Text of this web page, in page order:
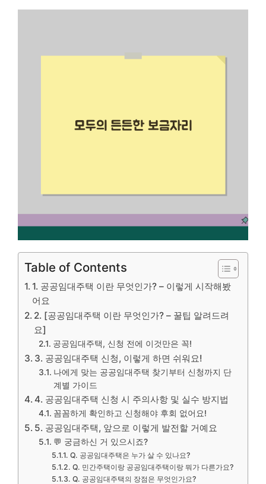
Table of Contents
1. 공공임대주택 이란 무엇인가? – 이렇게 시작해봤
어요
2. [공공임대주택 이란 무엇인가? – 꿀팁 알려드려
요]
공공임대주택, 신청 전에 이것만은 꼭!
3. 공공임대주택 신청, 이렇게 하면 쉬워요!
나에게 맞는 공공임대주택 찾기부터 신청까지 단
계별 가이드
4. 공공임대주택 신청 시 주의사항 및 실수 방지법
꼼꼼하게 확인하고 신청해야 후회 없어요!
5. 공공임대주택, 앞으로 이렇게 발전할 거예요
💬 궁금하신 거 있으시죠?
Q. 공공임대주택은 누가 살 수 있나요?
Q. 민간주택이랑 공공임대주택이랑 뭐가 다른가요?
Q. 공공임대주택의 장점은 무엇인가요?